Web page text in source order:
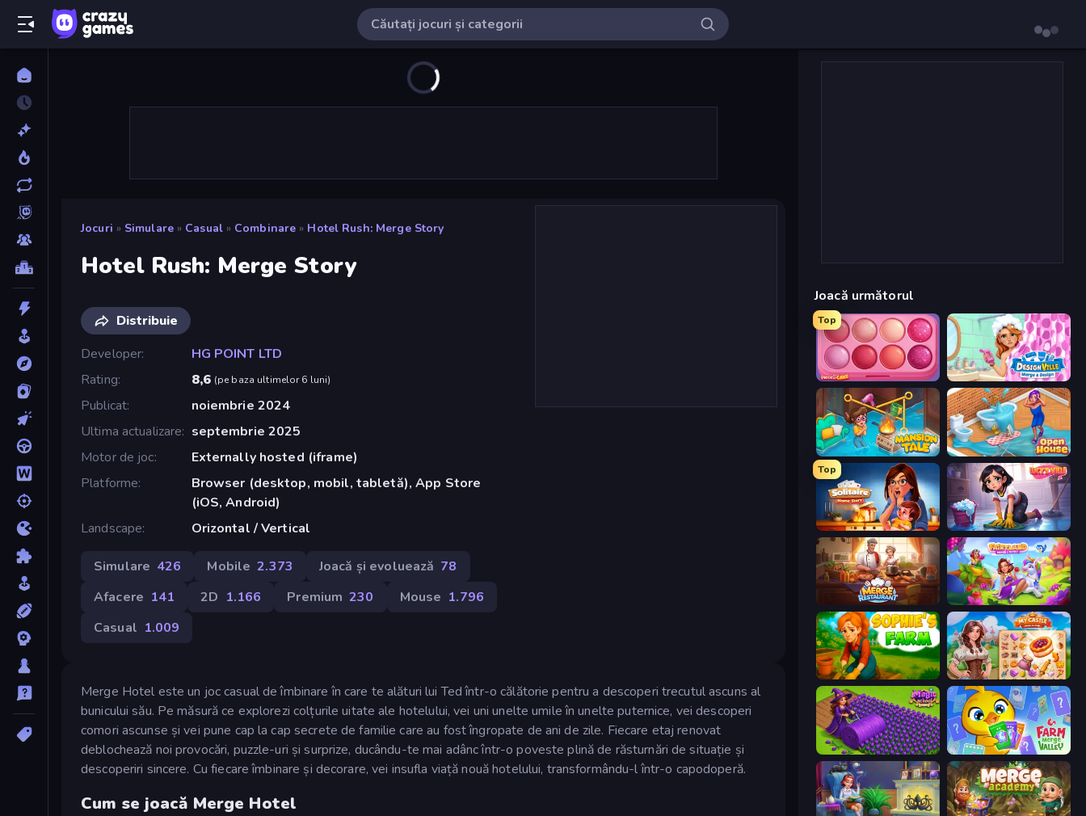
Jocuri » Simulare » Casual » Combinare » Hotel Rush: Merge Story
Hotel Rush: Merge Story
Distribuie
Developer
HG POINT LTD
Rating
8,6 (pe baza ultimelor 6 luni)
Publicat
noiembrie 2024
Ultima actualizare
septembrie 2025
Motor de joc
Externally hosted (iframe)
Platforme
Browser (desktop, mobil, tabletă), App Store
(iOS, Android)
Landscape
Orizontal / Vertical
Simulare 426 Mobile 2.373 Joacă și evoluează 78
Afacere 141 2D 1.166 Premium 230 Mouse 1.796
Casual 1.009
Merge Hotel este un joc casual de îmbinare în care te alături lui Ted într-o călătorie pentru a descoperi trecutul ascuns al
bunicului său. Pe măsură ce explorezi colțurile uitate ale hotelului, vei uni unelte umile în unelte puternice, vei descoperi
comori ascunse și vei pune cap la cap secrete de familie care au fost îngropate de ani de zile. Fiecare etaj renovat
deblochează noi provocări, puzzle-uri și surprize, ducându-te mai adânc într-o poveste plină de răsturnări de situație și
descoperiri sincere. Cu fiecare îmbinare și decorare, vei insufla viață nouă hotelului, transformându-l într-o capodoperă.
Cum se joacă Merge Hotel
Joacă următorul
Top
Piece of Cake: Merge and Bake Designville: Merge & Design
Mansion Tale: Merge Secrets Open House
Top
Solitaire Home Story Lucy’s Ville
Merge Restaurant Fairyland Merge & Magic
Sophie's Farm My Castle: Merge & Story
Magic School Farm Merge Valley